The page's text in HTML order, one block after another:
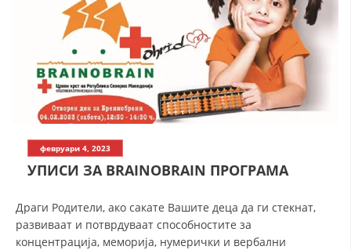
ИСТОРИЈАТ НА ЦКРМ
ИСТОРИЈАТ НА ДВИЖЕЊЕТО
СТРУКТУРА НА ОРГАНИЗАЦИЈАТА
КОНТАКТ ИНФОРМАЦИИ
февруари 4, 2023
УПИСИ ЗА BRAINOBRAIN ПРОГРАМА
Драги Родители, ако сакате Вашите деца да ги стекнат,
развиваат и потврдуваат способностите за
концентрација, меморија, нумерички и вербални